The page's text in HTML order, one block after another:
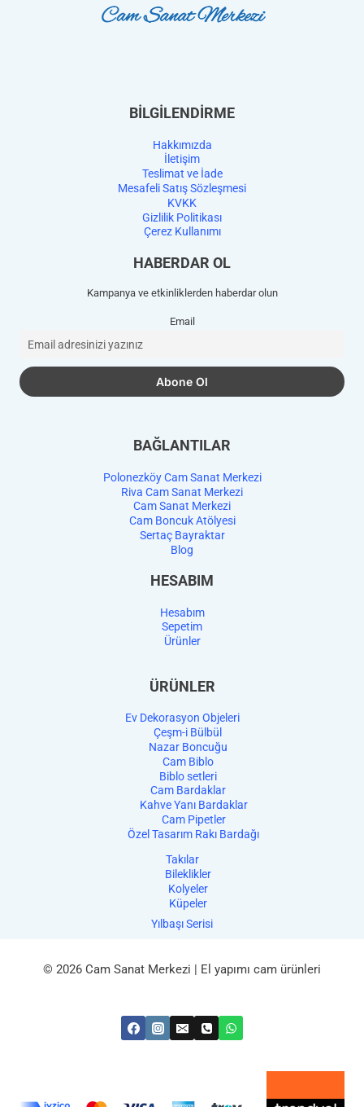
BİLGİLENDİRME
Hakkımızda
İletişim
Teslimat ve İade
Mesafeli Satış Sözleşmesi
KVKK
Gizlilik Politikası
Çerez Kullanımı
HABERDAR OL
Kampanya ve etkinliklerden haberdar olun
Email
BAĞLANTILAR
Polonezköy Cam Sanat Merkezi
Riva Cam Sanat Merkezi
Cam Sanat Merkezi
Cam Boncuk Atölyesi
Sertaç Bayraktar
Blog
HESABIM
Hesabım
Sepetim
Ürünler
ÜRÜNLER
Ev Dekorasyon Objeleri
Çeşm-i Bülbül
Nazar Boncuğu
Cam Biblo
Biblo setleri
Cam Bardaklar
Kahve Yanı Bardaklar
Cam Pipetler
Özel Tasarım Rakı Bardağı
Takılar
Bileklikler
Kolyeler
Küpeler
Yılbaşı Serisi
© 2026 Cam Sanat Merkezi | El yapımı cam ürünleri